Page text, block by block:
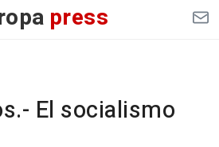
press
El socialismo